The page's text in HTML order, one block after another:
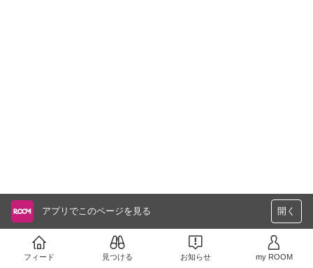
アプリでこのページを見る 開く
フィード 見つける お知らせ my ROOM